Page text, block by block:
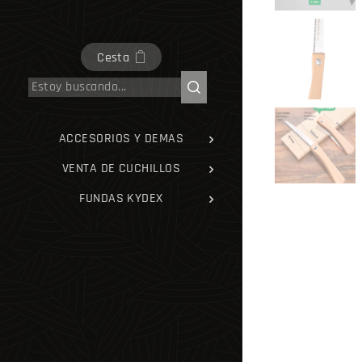
Cesta
ACCESORIOS Y DEMAS
VENTA DE CUCHILLOS
FUNDAS KYDEX